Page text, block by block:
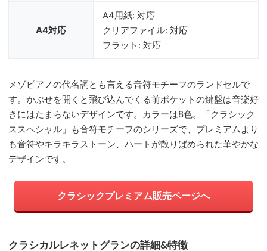
A4対応
A4用紙: 対応
クリアファイル: 対応
フラット: 対応
メゾピアノの代名詞とも言える音符モチーフのランドセルで
す。かぶせを開くと飛び込んでくる前ポケットの鍵盤は音楽好
きにはたまらないデザインです。カラーは8色。「クラシック
ススペシャル」も音符モチーフのシリーズで、プレミアムより
も音符やキラキラストーン、ハートが散りばめられた華やかな
デザインです。
クラシックプレミアム販売ページへ
クラシカルレネットグランの詳細&特徴